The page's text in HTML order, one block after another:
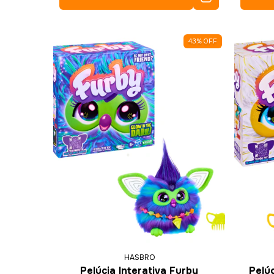
43%OFF
HASBRO
Pelúcia Interativa Furby